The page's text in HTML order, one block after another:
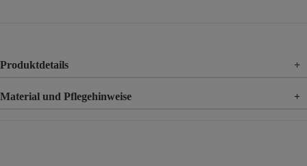
Produktdetails +
Material und Pflegehinweise +